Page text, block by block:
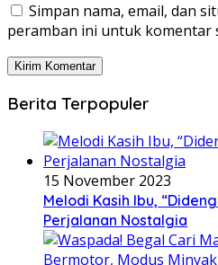
Simpan nama, email, dan
peramban ini untuk komentar
Berita Terpopuler
15 November 2023
Melodi Kasih Ibu,
Perjalanan Nostalgia